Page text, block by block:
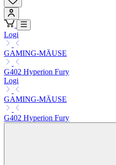
Logi
GAMING-MÄUSE
G402 Hyperion Fury
Logi
GAMING-MÄUSE
G402 Hyperion Fury